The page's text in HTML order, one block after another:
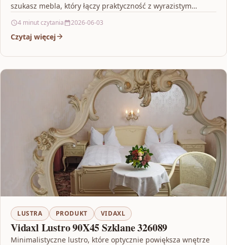
szukasz mebla, który łączy praktyczność z wyrazistym…
4 minut czytania 2026-06-03
Czytaj więcej
LUSTRA PRODUKT VIDAXL
Vidaxl Lustro 90X45 Szklane 326089
Minimalistyczne lustro, które optycznie powiększa wnętrze